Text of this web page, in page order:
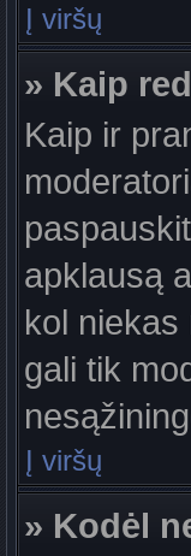
Į viršų
» Kaip
Kaip ir
apklausą
kol niekas
gali tik
Į viršų
» Kodėl